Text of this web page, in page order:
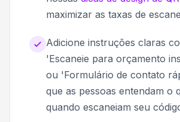
maximizar as taxas de
Adicione instruções claras
'Escaneie para orçamento
ou 'Formulário de contato
que as pessoas entendam o
quando escaneiam seu